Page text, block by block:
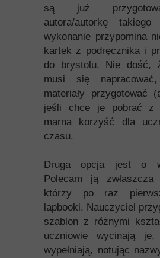
są już
autora/autorkę
wykonanie przypomina
kartek z podręcznika i
do brystolu. Nie dość,
musi się
materiały przygotować
jeśli chce je pobrać z
marna korzyść dla
czasu.
Druga opcja jest o
Polecam ją zwłaszcza
którzy po raz
lapbooki. Nauczyciel
szablon z różnymi
uczniowie wycinają je,
wypełniają, notując